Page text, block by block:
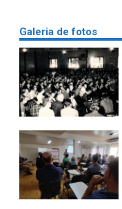
Galeria de fotos